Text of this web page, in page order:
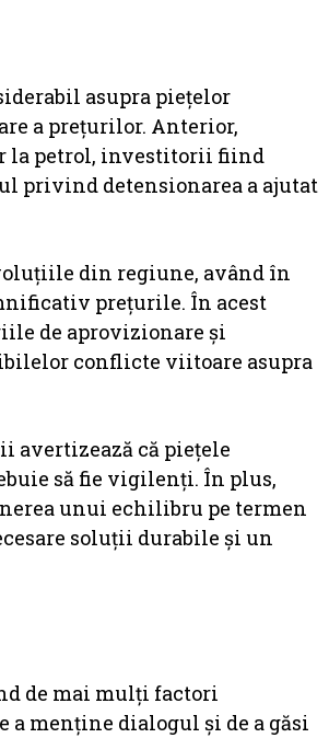
asupra piețelor
a prețurilor. Anterior,
la petrol, investitorii fiind
privind detensionarea a ajutat
din regiune, având în
prețurile. În acest
de aprovizionare și
conflicte viitoare asupra
avertizează că piețele
să fie vigilenți. În plus,
unui echilibru pe termen
soluții durabile și un
de mai mulți factori
menține dialogul și de a găsi